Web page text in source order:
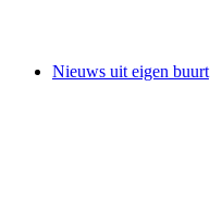
Nieuws uit eigen buurt